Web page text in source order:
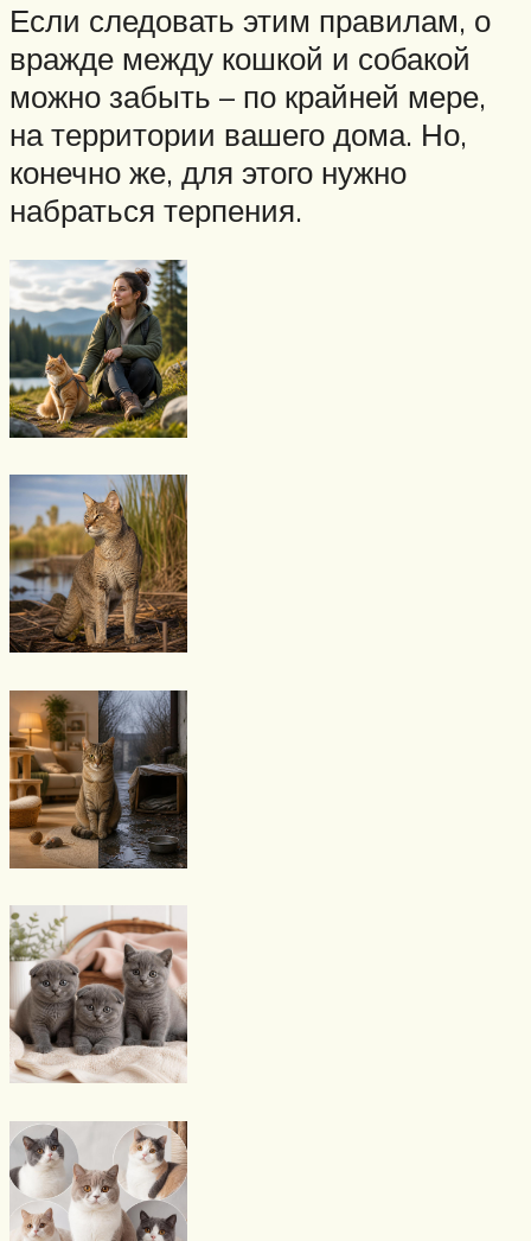
Если следовать этим правилам, о
вражде между кошкой и собакой
можно забыть – по крайней мере,
на территории вашего дома. Но,
конечно же, для этого нужно
набраться терпения.